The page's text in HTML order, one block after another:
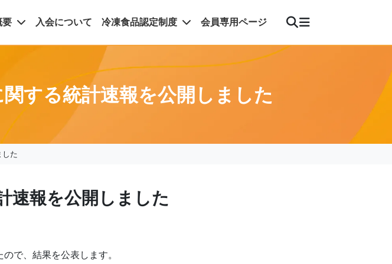
要 入会について 冷凍食品認定制度 会員専用ページ
する統計速報を公開しました
した
速報を公開しました
で、結果を公表します。